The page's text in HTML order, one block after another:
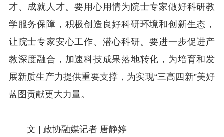
才、成就人才。要用心用情为院士专家做好科研教
学服务保障，积极创造良好科研环境和创新生态，
让院士专家安心工作、潜心科研。要进一步促进产
教深度融合，加速科技成果落地转化，为培育和发
展新质生产力提供重要支撑，为实现“三高四新”美好
蓝图贡献更大力量。
文 | 政协融媒记者 唐静婷